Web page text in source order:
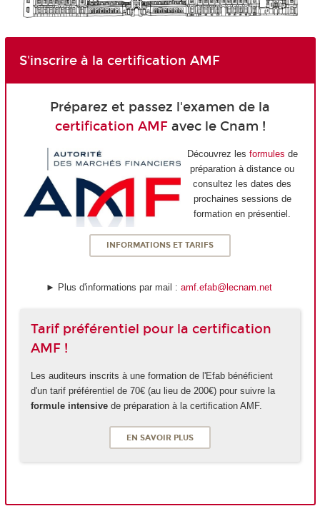
S'inscrire à la certification AMF
Préparez et passez l'examen de la
certification AMFavec le Cnam !
Découvrez les formules de
préparation à distance ou
consultez les dates des
prochaines sessions de
formation en présentiel.
INFORMATIONS ET TARIFS
► Plus d'informations par mail : amf.efab@lecnam.net
Tarif préférentiel pour la certification
AMF !
Les auditeurs inscrits à une formation de l'Efab bénéficient
d'un tarif préférentiel de 70€ (au lieu de 200€) pour suivre la
formule intensive de préparation à la certification AMF.
EN SAVOIR PLUS